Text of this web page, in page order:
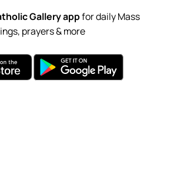
Gallery appfor daily Mass
prayers & more